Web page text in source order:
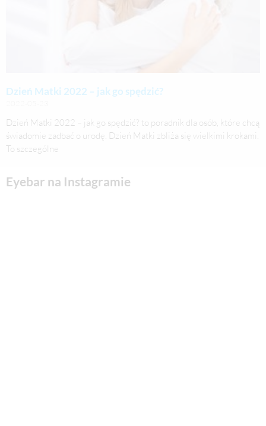
Dzień Matki 2022 – jak go spędzić?
Dzień Matki 2022 – jak go spędzić? to poradnik dla osób, które chcą
świadomie zadbać o urodę. Dzień Matki zbliża się wielkimi krokami.
To szczególne
Eyebar na Instagramie